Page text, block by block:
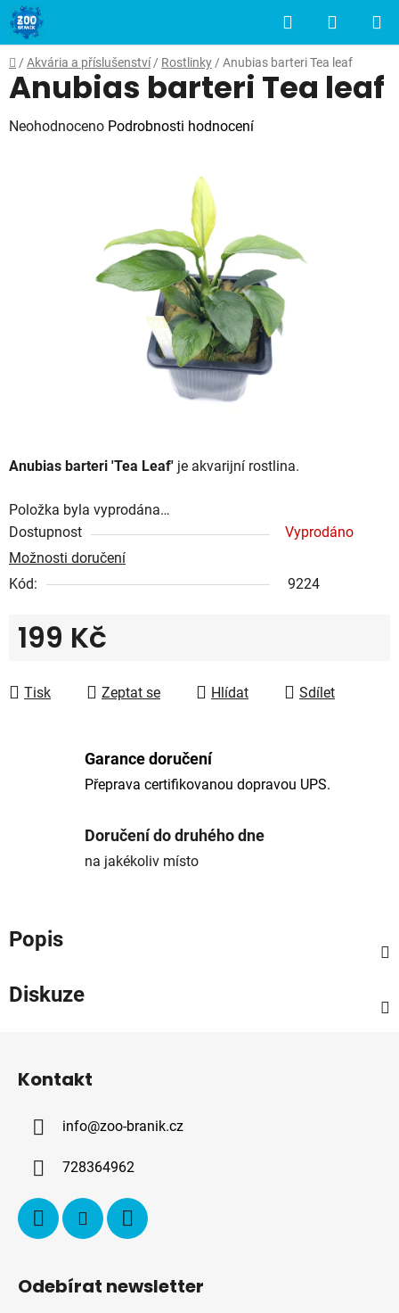
Přejít
na
obsah
Hledat
KOŠÍK
Domů
/ Akvária a příslušenství / Rostlinky / Anubias barteri Tea leaf
Anubias barteri 'Tea Leaf' je akvarijní rostlina.
Položka byla vyprodána…
Dostupnost
Vyprodáno
Možnosti doručení
Kód:
9224
199 Kč
Tisk
Zeptat se Hlídat Sdílet
Anubias barteri Tea leaf
Průměrné
Neohodnoceno Podrobnosti hodnocení
Garance doručení
Přeprava certifikovanou dopravou UPS.
Doručení do druhého dne
na jakékoliv místo
Popis
Diskuze
Kontakt
info@zoo-branik.cz
728364962
Odebírat newsletter